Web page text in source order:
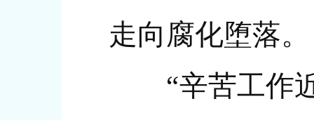
走向腐化堕落。
“辛苦工作近